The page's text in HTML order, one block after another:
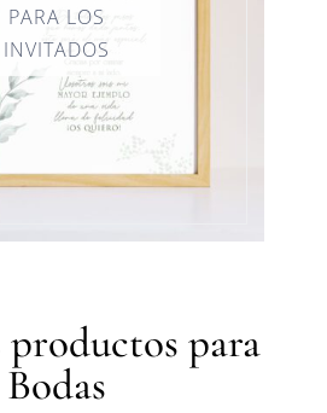
productos para
Bodas